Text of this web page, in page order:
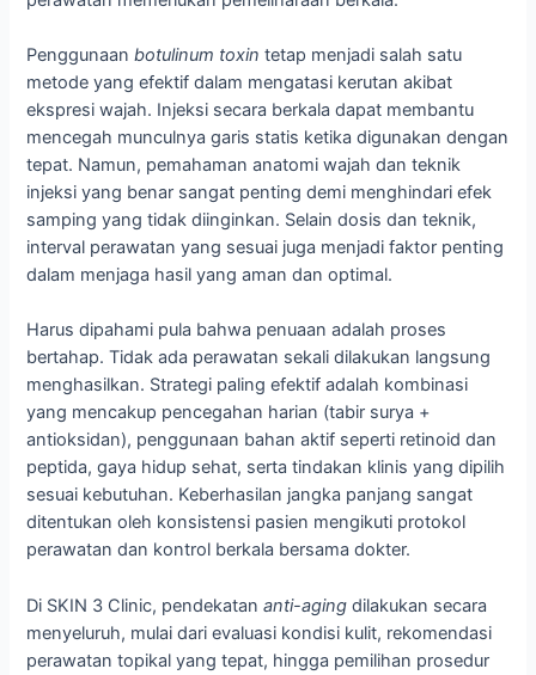
Penggunaanbotulinum toxin tetap menjadi salah satu
metode yang efektif dalam mengatasi kerutan akibat
ekspresi wajah. Injeksi secara berkala dapat membantu
mencegah munculnya garis statis ketika digunakan dengan
tepat. Namun, pemahaman anatomi wajah dan teknik
injeksi yang benar sangat penting demi menghindari efek
samping yang tidak diinginkan. Selain dosis dan teknik,
interval perawatan yang sesuai juga menjadi faktor penting
dalam menjaga hasil yang aman dan optimal.
Harus dipahami pula bahwa penuaan adalah proses
bertahap. Tidak ada perawatan sekali dilakukan langsung
menghasilkan. Strategi paling efektif adalah kombinasi
yang mencakup pencegahan harian (tabir surya +
antioksidan), penggunaan bahan aktif seperti retinoid dan
peptida, gaya hidup sehat, serta tindakan klinis yang dipilih
sesuai kebutuhan. Keberhasilan jangka panjang sangat
ditentukan oleh konsistensi pasien mengikuti protokol
perawatan dan kontrol berkala bersama dokter.
Di SKIN 3 Clinic, pendekatananti-aging dilakukan secara
menyeluruh, mulai dari evaluasi kondisi kulit, rekomendasi
perawatan topikal yang tepat, hingga pemilihan prosedur